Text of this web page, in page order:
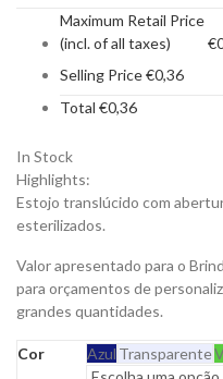
Maximum Retail Price
(incl. of all taxes)
€
Selling Price€0,36
Total €0,36
In Stock
Highlights:
Estojo translúcido com
esterilizados.
Valor apresentado para o
para orçamentos de
grandes quantidades.
Cor Azul Transparente